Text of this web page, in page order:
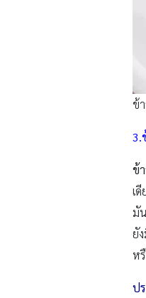
ข้
3.
ข้
เ
มั
ยั
ห
ป